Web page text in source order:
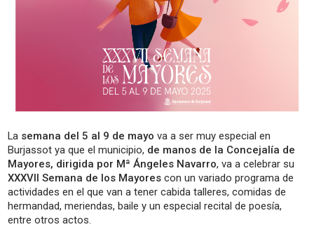
La semana del 5 al 9 de mayo va a ser muy especial en
Burjassot ya que el municipio, de manos de la Concejalía de
Mayores, dirigida por Mª Ángeles Navarro, va a celebrar su
XXXVII Semana de los Mayores con un variado programa de
actividades en el que van a tener cabida talleres, comidas de
hermandad, meriendas, baile y un especial recital de poesía,
entre otros actos.